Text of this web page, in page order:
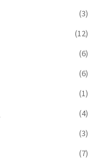
(3)
(12)
(6)
(6)
(1)
(4)
(3)
(7)